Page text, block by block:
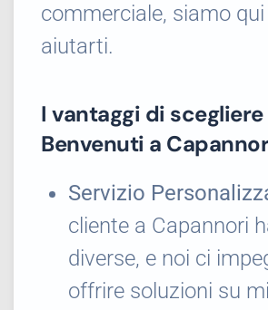
commerciale, siamo
aiutarti.
I vantaggi di scegliere
Benvenuti a
Servizio
cliente a Capannori
diverse, e noi ci
offrire soluzioni su